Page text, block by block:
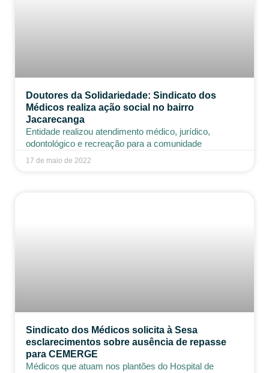
Doutores da Solidariedade: Sindicato dos
Médicos realiza ação social no bairro
Jacarecanga
Entidade realizou atendimento médico, jurídico,
odontológico e recreação para a comunidade
17 de maio de 2022
Sindicato dos Médicos solicita à Sesa
esclarecimentos sobre ausência de repasse
para CEMERGE
Médicos que atuam nos plantões do Hospital de